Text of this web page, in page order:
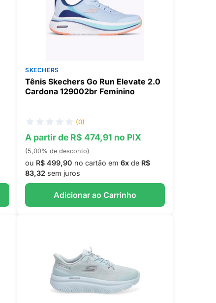
SKECHERS
Tênis Skechers Go Run Elevate 2.0
Cardona 129002br Feminino
(0)
A partir de R$ 474,91 no PIX
(5,00% de desconto)
ou R$ 499,90 no cartão em 6xde R$
83,32sem juros
Adicionar ao Carrinho